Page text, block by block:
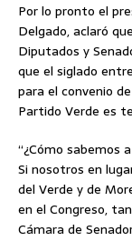
Por lo pronto el
Delgado, aclaró
Diputados y
que el siglado
para el convenio
Partido Verde es
“¿Cómo sabemos
Si nosotros en
del Verde y de
en el Congreso,
Cámara de